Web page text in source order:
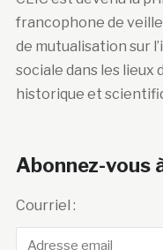
francophone de
de mutualisation sur
sociale dans les
historique et
Abonnez-vous
Courriel :